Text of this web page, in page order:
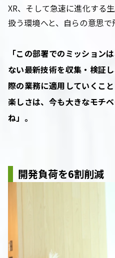
XR、そして急速に進化する
扱う環境へと、自らの意思で
「この部署でのミッション
ない最新技術を収集・検証
際の業務に適用していくこ
楽しさは、今も大きなモチ
ね」。
開発負荷を6割削減